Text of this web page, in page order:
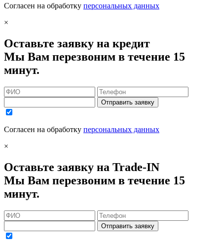
Согласен на обработку персональных данных
×
Оставьте заявку на кредит
Мы Вам перезвоним в течение 15
минут.
Отправить заявку
Согласен на обработку персональных данных
×
Оставьте заявку на Trade-IN
Мы Вам перезвоним в течение 15
минут.
Отправить заявку